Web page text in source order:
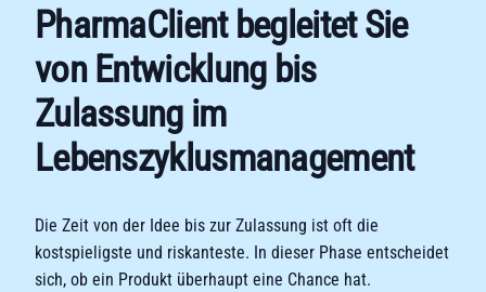
PharmaClient begleitet Sie
von Entwicklung bis
Zulassung im
Lebenszyklusmanagement
Die Zeit von der Idee bis zur Zulassung ist oft die
kostspieligste und riskanteste. In dieser Phase entscheidet
sich, ob ein Produkt überhaupt eine Chance hat.